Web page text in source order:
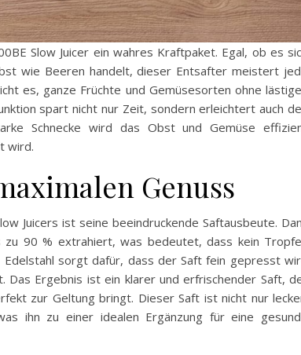
Slow Juicer ein wahres Kraftpaket. Egal, ob es
wie Beeren handelt, dieser Entsafter meistert
es, ganze Früchte und Gemüsesorten ohne
spart nicht nur Zeit, sondern erleichtert auch
Schnecke wird das Obst und Gemüse
wird.
Genuss
Juicers ist seine beeindruckende Saftausbeute.
90 % extrahiert, was bedeutet, dass kein
sorgt dafür, dass der Saft fein gepresst
Das Ergebnis ist ein klarer und erfrischender Saft,
zur Geltung bringt. Dieser Saft ist nicht nur
ihn zu einer idealen Ergänzung für eine